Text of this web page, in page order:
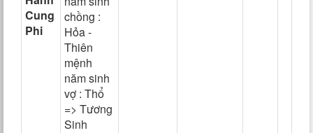
Cung
Phi
chồng :
Hỏa -
Thiên
mệnh
năm sinh
vợ : Thổ
=> Tương
Sinh